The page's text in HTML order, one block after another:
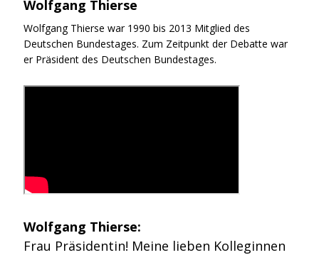
Wolfgang Thierse
Wolfgang Thierse war 1990 bis 2013 Mitglied des
Deutschen Bundestages. Zum Zeitpunkt der Debatte war
er Präsident des Deutschen Bundestages.
Wolfgang Thierse:
Frau Präsidentin! Meine lieben Kolleginnen